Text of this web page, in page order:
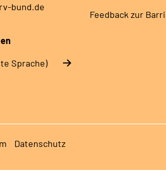
bund.de
Feedback zur
Sprache)
Datenschutz